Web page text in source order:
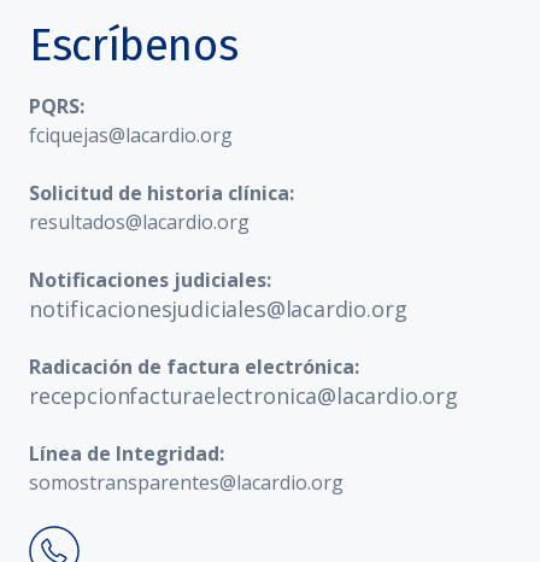
Escríbenos
PQRS:
fciquejas@lacardio.org
Solicitud de historia clínica:
resultados@lacardio.org
Notificaciones judiciales:
notificacionesjudiciales@lacardio.org
Radicación de factura electrónica:
recepcionfacturaelectronica@lacardio.org
Línea de Integridad:
somostransparentes@lacardio.org